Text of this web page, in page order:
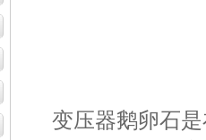
变压器鹅卵石